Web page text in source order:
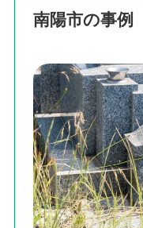
南陽市の事例